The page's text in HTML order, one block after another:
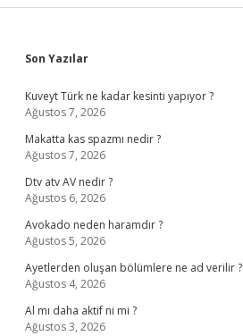
Sidebar
Son Yazılar
Kuveyt Türk ne kadar kesinti yapıyor ?
Ağustos 7, 2026
Makatta kas spazmı nedir ?
Ağustos 7, 2026
Dtv atv AV nedir ?
Ağustos 6, 2026
Avokado neden haramdır ?
Ağustos 5, 2026
Ayetlerden oluşan bölümlere ne ad verilir ?
Ağustos 4, 2026
Al mı daha aktif ni mi ?
Ağustos 3, 2026